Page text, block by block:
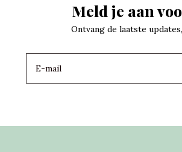
Meld je aan
Ontvang de laatste